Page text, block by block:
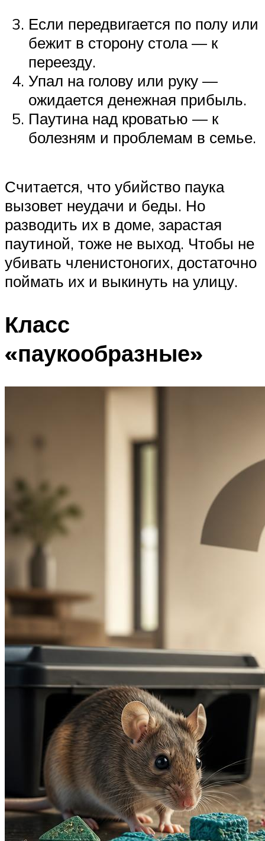
Если передвигается по полу или
бежит в сторону стола — к
переезду.
Упал на голову или руку —
ожидается денежная прибыль.
Паутина над кроватью — к
болезням и проблемам в семье.
Считается, что убийство паука
вызовет неудачи и беды. Но
разводить их в доме, зарастая
паутиной, тоже не выход. Чтобы не
убивать членистоногих, достаточно
поймать их и выкинуть на улицу.
Класс
«паукообразные»